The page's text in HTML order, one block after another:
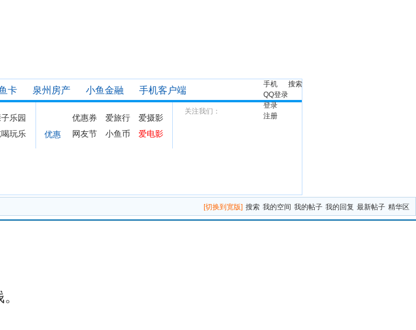
搜索
手机
QQ登录
登录
注册
卡 泉州房产 小鱼金融 手机客户端
关注我们：
乐园
玩乐 优惠
优惠券 爱旅行
爱摄影
网友节
小鱼币 爱电影
[切换到宽版] 搜索 我的空间 我的帖子 我的回复 最新帖子 精华区